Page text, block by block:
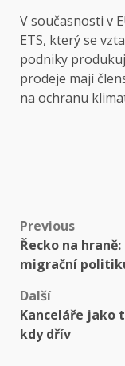
V současnosti v
ETS, který se
podniky
prodeje mají
na ochranu
Post
Previous
Řecko na
migrační
Další
Kanceláře jako
kdy dřív